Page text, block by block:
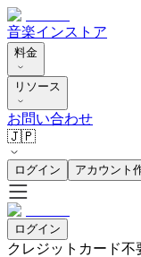
音楽インストア
料金
リソース
お問い合わせ
🇯🇵
ログイン アカウント
ログイン
クレジットカード不